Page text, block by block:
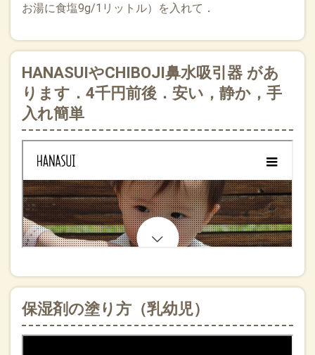
お湯に食塩9g/1リットル）を入れて．
HANASUIやCHIBOJI鼻水吸引器 があ
ります．4千円前後．安い，静か，手
入れ簡単
保湿剤の塗り方（乳幼児）